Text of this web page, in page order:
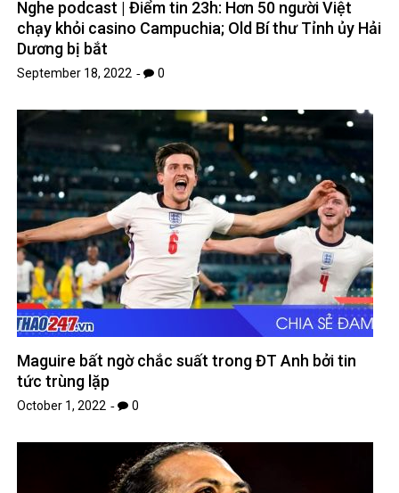
Nghe podcast | Điểm tin 23h: Hơn 50 người Việt
chạy khỏi casino Campuchia; Old Bí thư Tỉnh ủy Hải
Dương bị bắt
September 18, 2022 0
Maguire bất ngờ chắc suất trong ĐT Anh bởi tin
tức trùng lặp
October 1, 2022 0